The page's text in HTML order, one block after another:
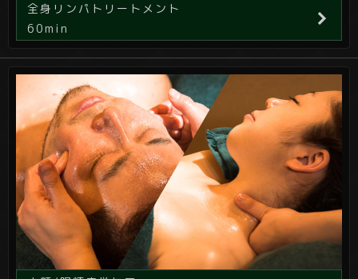
全身リンパトリートメント
60min